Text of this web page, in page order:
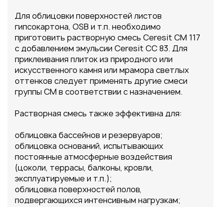
Для облицовки поверхностей листов
гипсокартона, OSB и т.п. необходимо
приготовить растворную смесь Ceresit CМ 117
с добавлением эмульсии Ceresit СС 83. Для
приклеивания плиток из природного или
искусственного камня или мрамора светлых
оттенков следует применять другие смеси
группы CM в соответствии с назначением.
Растворная смесь также эффективна для:
облицовка бассейнов и резервуаров;
облицовка оснований, испытывающих
постоянные атмосферные воздействия
(цоколи, террасы, балконы, кровли,
эксплуатируемые и т.п.);
облицовка поверхностей полов,
подвергающихся интенсивным нагрузкам;